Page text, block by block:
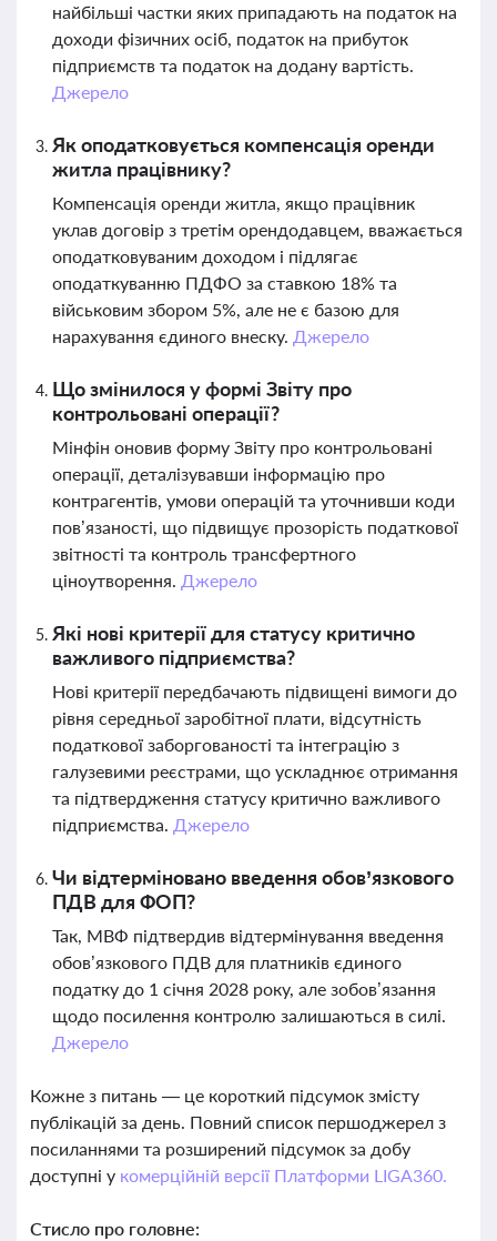
найбільші частки яких припадають на податок на
доходи фізичних осіб, податок на прибуток
підприємств та податок на додану вартість.
Джерело
Як оподатковується компенсація оренди
житла працівнику?
Компенсація оренди житла, якщо працівник
уклав договір з третім орендодавцем, вважається
оподатковуваним доходом і підлягає
оподаткуванню ПДФО за ставкою 18% та
військовим збором 5%, але не є базою для
нарахування єдиного внеску. Джерело
Що змінилося у формі Звіту про
контрольовані операції?
Мінфін оновив форму Звіту про контрольовані
операції, деталізувавши інформацію про
контрагентів, умови операцій та уточнивши коди
пов’язаності, що підвищує прозорість податкової
звітності та контроль трансфертного
ціноутворення. Джерело
Які нові критерії для статусу критично
важливого підприємства?
Нові критерії передбачають підвищені вимоги до
рівня середньої заробітної плати, відсутність
податкової заборгованості та інтеграцію з
галузевими реєстрами, що ускладнює отримання
та підтвердження статусу критично важливого
підприємства. Джерело
Чи відтерміновано введення обов’язкового
ПДВ для ФОП?
Так, МВФ підтвердив відтермінування введення
обов’язкового ПДВ для платників єдиного
податку до 1 січня 2028 року, але зобов’язання
щодо посилення контролю залишаються в силі.
Джерело
Кожне з питань — це короткий підсумок змісту
публікацій за день. Повний список першоджерел з
посиланнями та розширений підсумок за добу
доступні у комерційній версії Платформи LIGA360.
Стисло про головне: